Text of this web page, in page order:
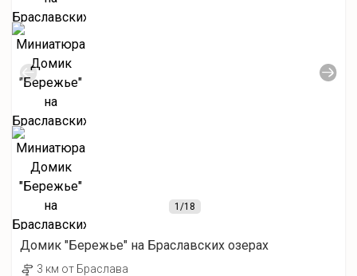
1/18
Домик "Бережье" на Браславских озерах
3 км от Браслава